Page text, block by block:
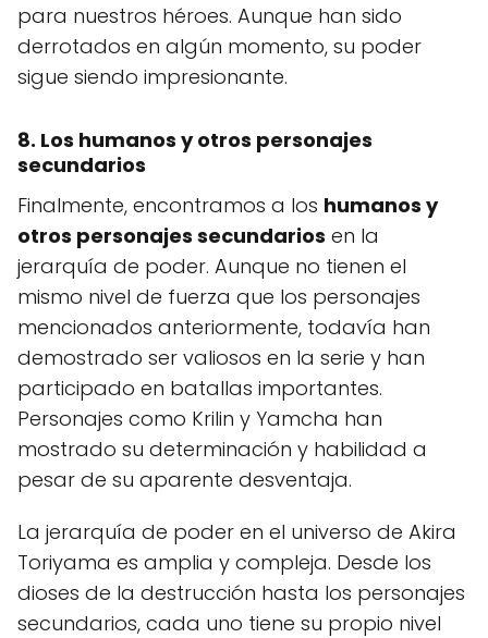
para nuestros héroes. Aunque han sido
derrotados en algún momento, su poder
sigue siendo impresionante.
8. Los humanos y otros personajes
secundarios
Finalmente, encontramos a los humanos y
otros personajes secundarios en la
jerarquía de poder. Aunque no tienen el
mismo nivel de fuerza que los personajes
mencionados anteriormente, todavía han
demostrado ser valiosos en la serie y han
participado en batallas importantes.
Personajes como Krilin y Yamcha han
mostrado su determinación y habilidad a
pesar de su aparente desventaja.
La jerarquía de poder en el universo de Akira
Toriyama es amplia y compleja. Desde los
dioses de la destrucción hasta los personajes
secundarios, cada uno tiene su propio nivel